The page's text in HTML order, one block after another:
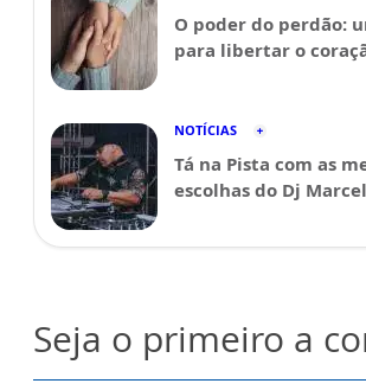
O poder do perdão:
para libertar o
NOTÍCIAS
Tá na Pista com as
escolhas do Dj
Seja o primeiro a